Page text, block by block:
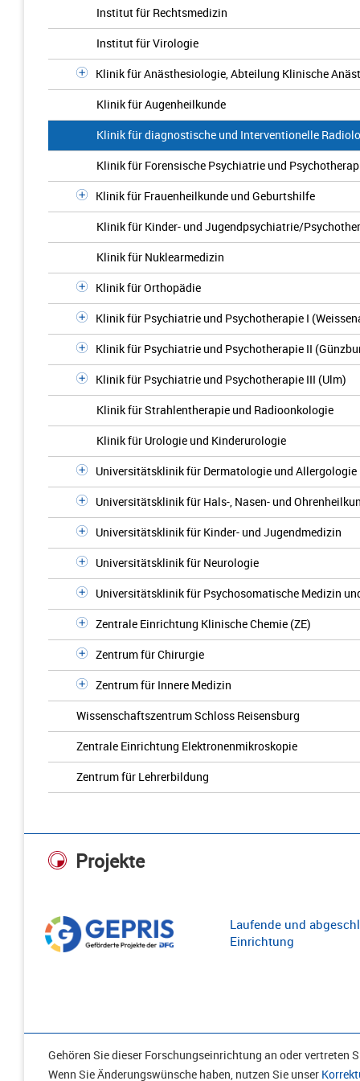
Institut für Rechtsmedizin
Institut für Virologie
Klinik für Anästhesiologie, Abteilung Klinische
Klinik für Augenheilkunde
Klinik für diagnostische und Interventionelle
Klinik für Forensische Psychiatrie und
Klinik für Frauenheilkunde und Geburtshilfe
Klinik für Kinder- und Jugendpsychiatrie/
Klinik für Nuklearmedizin
Klinik für Orthopädie
Klinik für Psychiatrie und Psychotherapie I
Klinik für Psychiatrie und Psychotherapie II
Klinik für Psychiatrie und Psychotherapie III (Ulm)
Klinik für Strahlentherapie und Radioonkologie
Klinik für Urologie und Kinderurologie
Universitätsklinik für Dermatologie und Allergologie
Universitätsklinik für Hals-, Nasen- und
Universitätsklinik für Kinder- und Jugendmedizin
Universitätsklinik für Neurologie
Universitätsklinik für Psychosomatische Medizin
Zentrale Einrichtung Klinische Chemie (ZE)
Zentrum für Chirurgie
Zentrum für Innere Medizin
Wissenschaftszentrum Schloss Reisensburg
Zentrale Einrichtung Elektronenmikroskopie
Zentrum für Lehrerbildung
Projekte
Laufende und
Einrichtung
Gehören Sie dieser Forschungseinrichtung an oder vertreten
Wenn Sie Änderungswünsche haben, nutzen Sie unser